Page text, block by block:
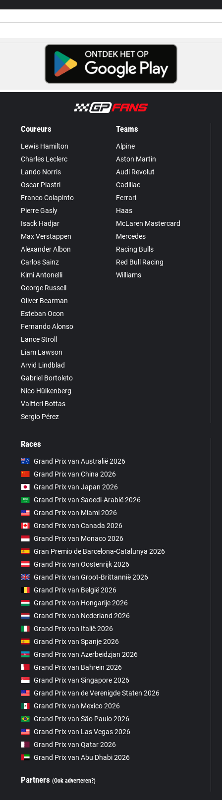
Coureurs
Lewis Hamilton
Charles Leclerc
Lando Norris
Oscar Piastri
Franco Colapinto
Pierre Gasly
Isack Hadjar
Max Verstappen
Alexander Albon
Carlos Sainz
Kimi Antonelli
George Russell
Oliver Bearman
Esteban Ocon
Fernando Alonso
Lance Stroll
Liam Lawson
Arvid Lindblad
Gabriel Bortoleto
Nico Hülkenberg
Valtteri Bottas
Sergio Pérez
Teams
Alpine
Aston Martin
Audi Revolut
Cadillac
Ferrari
Haas
McLaren Mastercard
Mercedes
Racing Bulls
Red Bull Racing
Williams
Races
Grand Prix van Australië 2026
Grand Prix van China 2026
Grand Prix van Japan 2026
Grand Prix van Saoedi-Arabië 2026
Grand Prix van Miami 2026
Grand Prix van Canada 2026
Grand Prix van Monaco 2026
Gran Premio de Barcelona-Catalunya 2026
Grand Prix van Oostenrijk 2026
Grand Prix van Groot-Brittannië 2026
Grand Prix van België 2026
Grand Prix van Hongarije 2026
Grand Prix van Nederland 2026
Grand Prix van Italië 2026
Grand Prix van Spanje 2026
Grand Prix van Azerbeidzjan 2026
Grand Prix van Bahrein 2026
Grand Prix van Singapore 2026
Grand Prix van de Verenigde Staten 2026
Grand Prix van Mexico 2026
Grand Prix van São Paulo 2026
Grand Prix van Las Vegas 2026
Grand Prix van Qatar 2026
Grand Prix van Abu Dhabi 2026
Partners(Ook adverteren?)